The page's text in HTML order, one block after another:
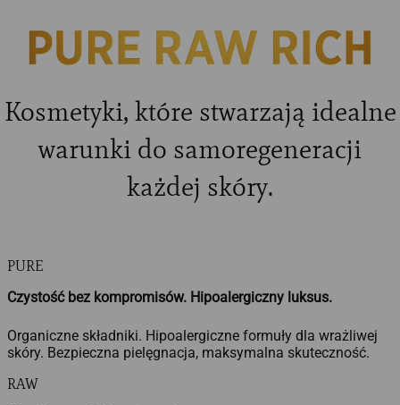
Kosmetyki, które stwarzają idealne
warunki do samoregeneracji
każdej skóry.
PURE
Czystość bez kompromisów. Hipoalergiczny luksus.
Organiczne składniki. Hipoalergiczne formuły dla wrażliwej
skóry. Bezpieczna pielęgnacja, maksymalna skuteczność.
RAW